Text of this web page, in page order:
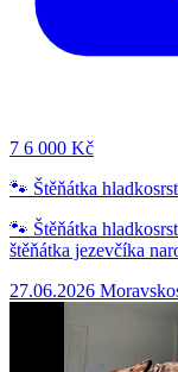
7 6 000 Kč
🐾 Štěňátka
🐾 Štěňátka
štěňátka jezevčíka
27.06.2026